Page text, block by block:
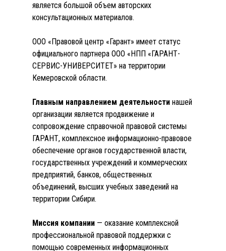
является большой объем авторских
консультационных материалов.
ООО «Правовой центр «Гарант» имеет статус
официального партнера ООО «НПП «ГАРАНТ-
СЕРВИС-УНИВЕРСИТЕТ» на территории
Кемеровской области.
Главным направлением деятельности нашей
организации является продвижение и
сопровождение справочной правовой системы
ГАРАНТ, комплексное информационно-правовое
обеспечение органов государственной власти,
государственных учреждений и коммерческих
предприятий, банков, общественных
объединений, высших учебных заведений на
территории Сибири.
Миссия компании — оказание комплексной
профессиональной правовой поддержки с
помощью современных информационных